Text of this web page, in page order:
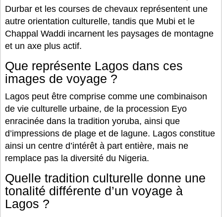
Durbar et les courses de chevaux représentent une
autre orientation culturelle, tandis que Mubi et le
Chappal Waddi incarnent les paysages de montagne
et un axe plus actif.
Que représente Lagos dans ces
images de voyage ?
Lagos peut être comprise comme une combinaison
de vie culturelle urbaine, de la procession Eyo
enracinée dans la tradition yoruba, ainsi que
d’impressions de plage et de lagune. Lagos constitue
ainsi un centre d’intérêt à part entière, mais ne
remplace pas la diversité du Nigeria.
Quelle tradition culturelle donne une
tonalité différente d’un voyage à
Lagos ?